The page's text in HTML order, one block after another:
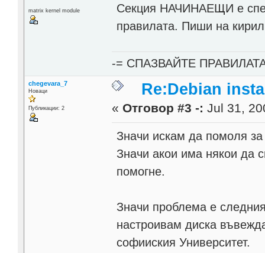
matrix kernel module
Секция НАЧИНАЕЩИ е
правилата. Пиши на
-= СПАЗВАЙТЕ
chegevara_7
Новаци
Публикации: 2
Re:Debian
« Отговор #3 -: Jul 31,
Значи искам да помоля
Значи акои има някои да
помогне.
Значи проблема е
настроивам диска
софииския Университет.